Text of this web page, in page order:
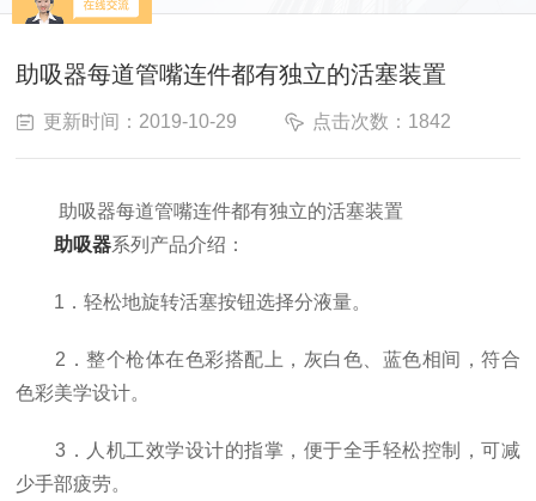
助吸器每道管嘴连件都有独立的活塞装置
更新时间：2019-10-29 点击次数：1842
助吸器每道管嘴连件都有独立的活塞装置
助吸器系列产品介绍：
1．轻松地旋转活塞按钮选择分液量。
2．整个枪体在色彩搭配上，灰白色、蓝色相间，符合
色彩美学设计。
3．人机工效学设计的指掌，便于全手轻松控制，可减
少手部疲劳。